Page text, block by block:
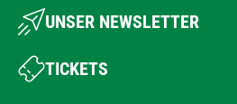
UNSER NEWSLETTER
TICKETS